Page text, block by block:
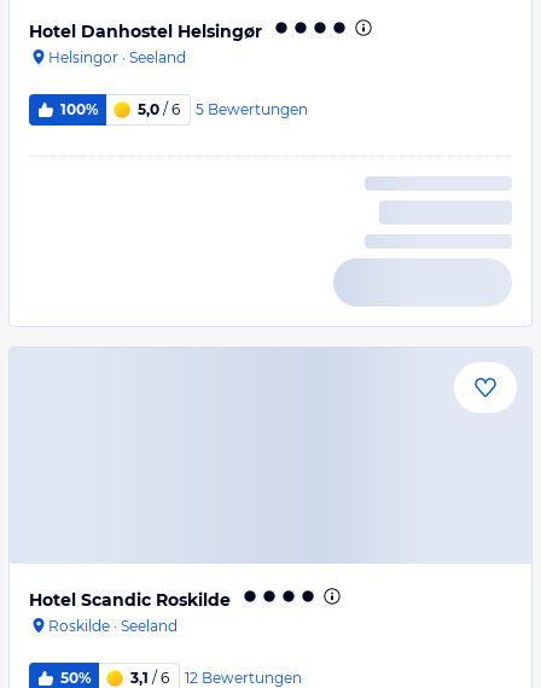
Hotel Danhostel Helsingør
Helsingor · Seeland
100% 5,0 / 6 5 Bewertungen
Hotel Scandic Roskilde
Roskilde · Seeland
50% 3,1 / 6 12 Bewertungen